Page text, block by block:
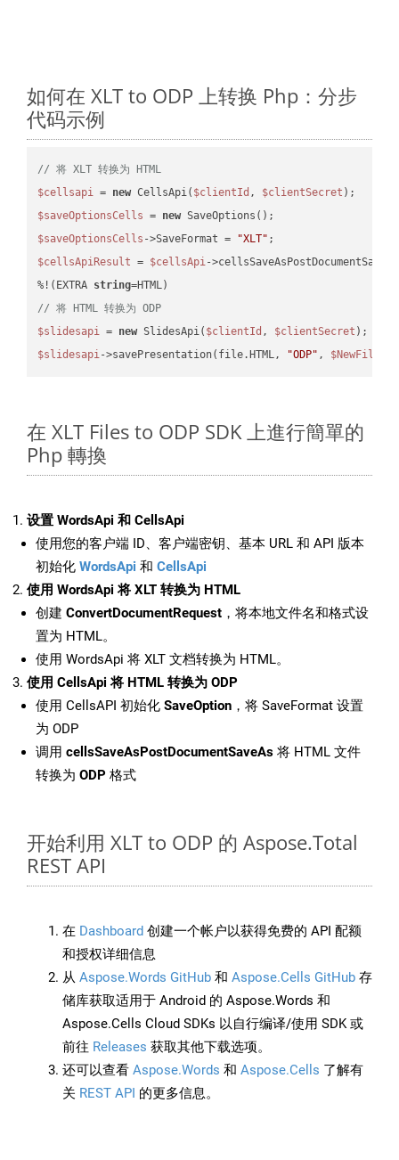
如何在 XLT to ODP 上转换 Php：分步
代码示例
// 将 XLT 转换为 HTML
$cellsapi = new CellsApi( $clientId , $clientSecret
$saveOptionsCells = new
$saveOptionsCells ->SaveFormat = "XLT"
$cellsApiResult = $cellsApi-
%!(EXTRA string
// 将 HTML 转换为 ODP
$slidesapi = new SlidesApi( $clientId , $clientSecret
$slidesapi->savePresentation(file.HTML, "ODP" , $NewFile
在 XLT Files to ODP SDK 上進行簡單的
Php 轉換
设置 WordsApi 和 CellsApi
使用您的客户端 ID、客户端密钥、基本 URL 和 API 版本
初始化 WordsApi 和 CellsApi
使用 WordsApi 将 XLT 转换为 HTML
创建 ConvertDocumentRequest ，将本地文件名和格式设
置为 HTML。
使用 WordsApi 将 XLT 文档转换为 HTML。
使用 CellsApi 将 HTML 转换为 ODP
使用 CellsAPI 初始化 SaveOption ，将 SaveFormat 设置
为 ODP
调用 cellsSaveAsPostDocumentSaveAs 将 HTML 文件
转换为 ODP 格式
开始利用 XLT to ODP 的 Aspose.Total
REST API
在 Dashboard 创建一个帐户以获得免费的 API 配额
和授权详细信息
从 Aspose.Words GitHub 和 Aspose.Cells GitHub 存
储库获取适用于 Android 的 Aspose.Words 和
Aspose.Cells Cloud SDKs 以自行编译/使用 SDK 或
前往 Releases 获取其他下载选项。
还可以查看 Aspose.Words 和 Aspose.Cells 了解有
关 REST API 的更多信息。